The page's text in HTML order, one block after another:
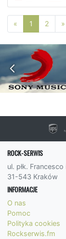
« Poprzednia
1 2 »
ROCK-SERWIS
ul. płk.
31-543 Kraków
INFORMACJE
O nas
Pomoc
Polityka cookies
Rockserwis.fm